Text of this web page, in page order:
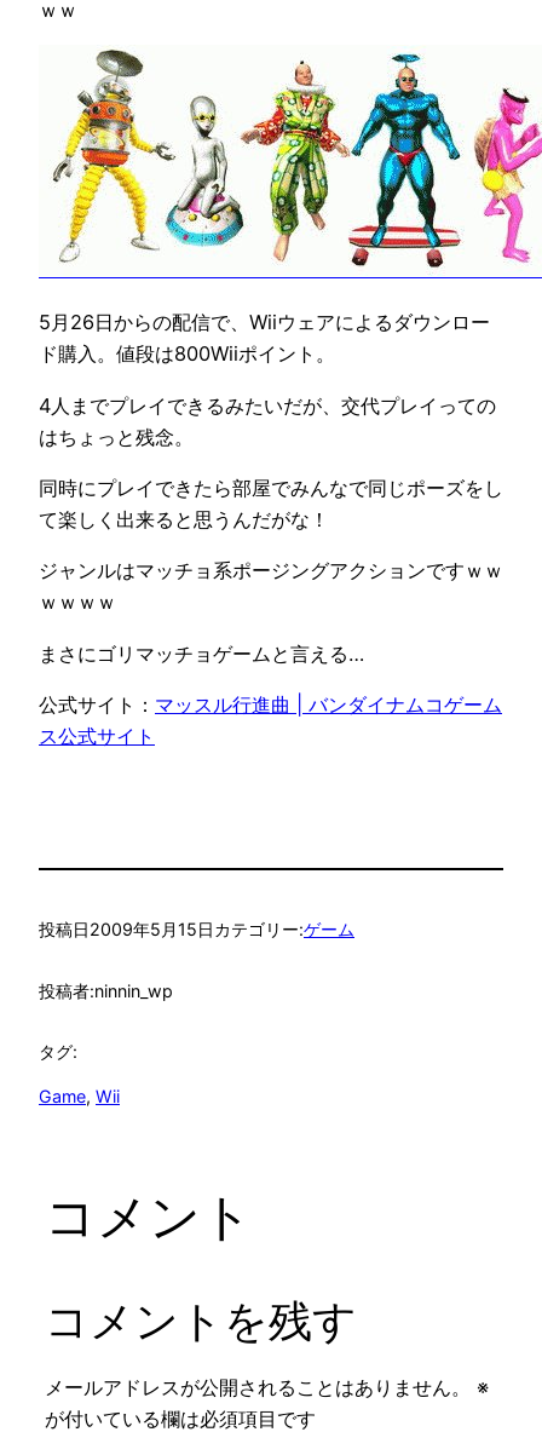
ｗｗ
5月26日からの配信で、Wiiウェアによるダウンロー
ド購入。値段は800Wiiポイント。
4人までプレイできるみたいだが、交代プレイっての
はちょっと残念。
同時にプレイできたら部屋でみんなで同じポーズをし
て楽しく出来ると思うんだがな！
ジャンルはマッチョ系ポージングアクションですｗｗ
ｗｗｗｗ
まさにゴリマッチョゲームと言える…
公式サイト： マッスル行進曲 | バンダイナムコゲーム
ス公式サイト
投稿日2009年5月15日カテゴリー:ゲーム
投稿者:ninnin_wp
タグ:
Game, Wii
コメント
コメントを残す
メールアドレスが公開されることはありません。
※
が付いている欄は必須項目です